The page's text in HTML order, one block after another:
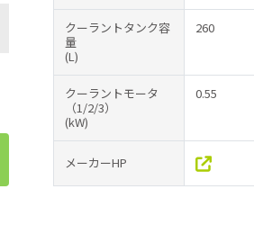
クーラントタンク容
量
(L)
260
クーラントモータ
（1/2/3）
(kW)
0.55
メーカーHP